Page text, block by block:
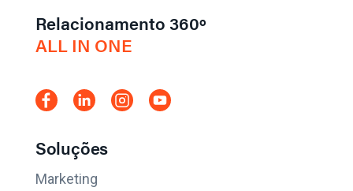
Relacionamento 360º
ALL IN ONE
Soluções
Marketing